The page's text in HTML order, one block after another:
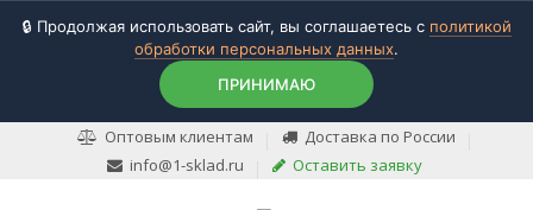
🔒 Продолжая использовать сайт, вы соглашаетесь с политикой
обработки персональных данных.
ПРИНИМАЮ
Оптовым клиентам
Доставка по России
info@1-sklad.ru
Оставить заявку